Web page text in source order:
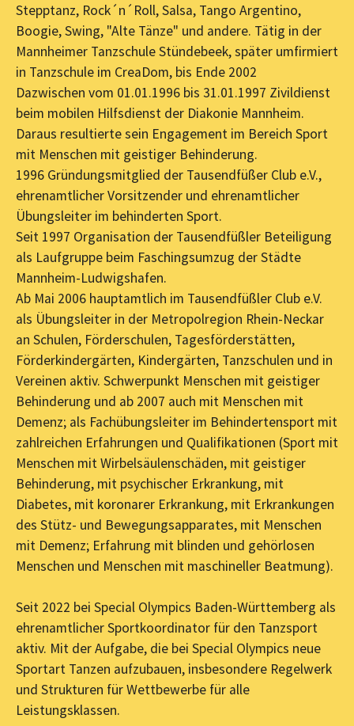
Stepptanz, Rock´n´Roll, Salsa, Tango Argentino,
Boogie, Swing, "Alte Tänze" und andere. Tätig in der
Mannheimer Tanzschule Stündebeek, später umfirmiert
in Tanzschule im CreaDom, bis Ende 2002
Dazwischen vom 01.01.1996 bis 31.01.1997 Zivildienst
beim mobilen Hilfsdienst der Diakonie Mannheim.
Daraus resultierte sein Engagement im Bereich Sport
mit Menschen mit geistiger Behinderung.
1996 Gründungsmitglied der Tausendfüßer Club e.V.,
ehrenamtlicher Vorsitzender und ehrenamtlicher
Übungsleiter im behinderten Sport.
Seit 1997 Organisation der Tausendfüßler Beteiligung
als Laufgruppe beim Faschingsumzug der Städte
Mannheim-Ludwigshafen.
Ab Mai 2006 hauptamtlich im Tausendfüßler Club e.V.
als Übungsleiter in der Metropolregion Rhein-Neckar
an Schulen, Förderschulen, Tagesförderstätten,
Förderkindergärten, Kindergärten, Tanzschulen und in
Vereinen aktiv. Schwerpunkt Menschen mit geistiger
Behinderung und ab 2007 auch mit Menschen mit
Demenz; als Fachübungsleiter im Behindertensport mit
zahlreichen Erfahrungen und Qualifikationen (Sport mit
Menschen mit Wirbelsäulenschäden, mit geistiger
Behinderung, mit psychischer Erkrankung, mit
Diabetes, mit koronarer Erkrankung, mit Erkrankungen
des Stütz- und Bewegungsapparates, mit Menschen
mit Demenz; Erfahrung mit blinden und gehörlosen
Menschen und Menschen mit maschineller Beatmung).
Seit 2022 bei Special Olympics Baden-Württemberg als
ehrenamtlicher Sportkoordinator für den Tanzsport
aktiv. Mit der Aufgabe, die bei Special Olympics neue
Sportart Tanzen aufzubauen, insbesondere Regelwerk
und Strukturen für Wettbewerbe für alle
Leistungsklassen.